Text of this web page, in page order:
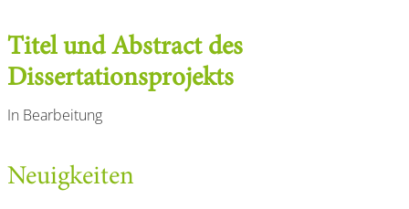
Titel und Abstract des
Dissertationsprojekts
In Bearbeitung
Neuigkeiten